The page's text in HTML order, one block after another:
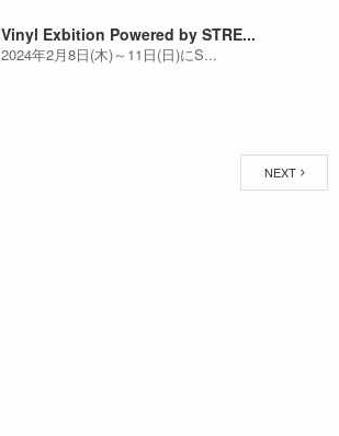
Vinyl Exbition Powered by STRE...
2024年2月8日(木)～11日(日)にS...
NEXT